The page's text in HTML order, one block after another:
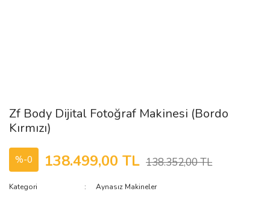
Zf Body Dijital Fotoğraf Makinesi (Bordo
Kırmızı)
%-0 138.499,00 TL 138.352,00 TL
Kategori
Aynasız Makineler